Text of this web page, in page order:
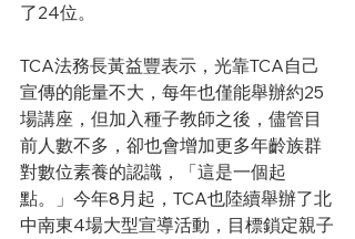
了24位。
TCA法務長黃益豐表示，光靠TCA自己
宣傳的能量不大，每年也僅能舉辦約25
場講座，但加入種子教師之後，儘管目
前人數不多，卻也會增加更多年齡族群
對數位素養的認識，「這是一個起
點。」今年8月起，TCA也陸續舉辦了北
中南東4場大型宣導活動，目標鎖定親子